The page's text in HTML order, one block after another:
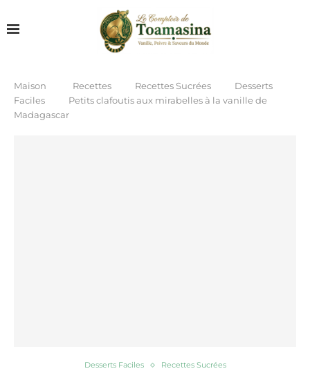
Maison Recettes Recettes Sucrées
Desserts
Faciles
Petits clafoutis aux mirabelles à la vanille de
Madagascar
Desserts Faciles Recettes Sucrées